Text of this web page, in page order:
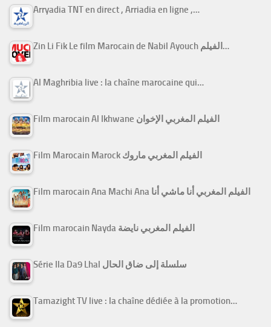
Arryadia TNT en direct , Arriadia en ligne ,…
Zin Li Fik Le film Marocain de Nabil Ayouch الفيلم…
Al Maghribia live : la chaîne marocaine qui…
Film marocain Al Ikhwane الفيلم المغربي الإخوان
Film Marocain Marock الفيلم المغربي ماروك
Film marocain Ana Machi Ana الفيلم المغربي أنا ماشي أنا
Film marocain Nayda الفيلم المغربي نايضة
Série Ila Da9 Lhal سلسلة إلى ضاق الحال
Tamazight TV live : la chaîne dédiée à la promotion…